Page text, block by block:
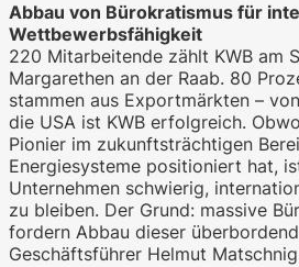
Abbau von Bürokratismus für
Wettbewerbsfähigkeit
220 Mitarbeitende zählt KWB am
Margarethen an der Raab. 80
stammen aus Exportmärkten –
die USA ist KWB erfolgreich.
Pionier im zukunftsträchtigen
Energiesysteme positioniert hat,
Unternehmen schwierig,
zu bleiben. Der Grund: massive
fordern Abbau dieser
Geschäftsführer Helmut
26b-a4b-it, Blackwell)